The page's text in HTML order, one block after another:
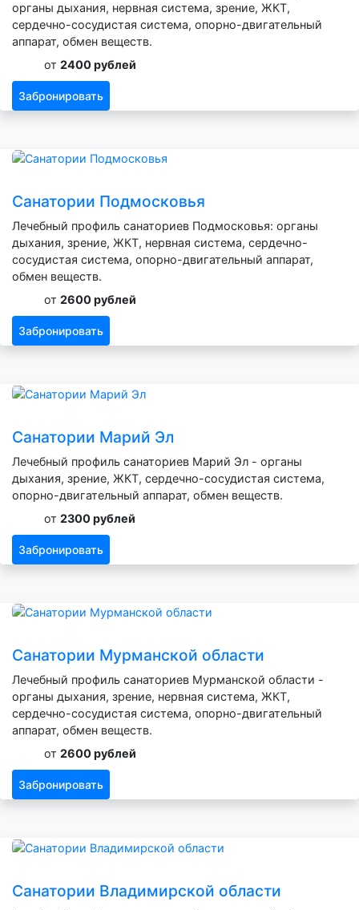
органы дыхания, нервная система, зрение, ЖКТ,
сердечно-сосудистая система, опорно-двигательный
аппарат, обмен веществ.
от 2400 рублей
Забронировать
Санатории Подмосковья
Лечебный профиль санаториев Подмосковья: органы
дыхания, зрение, ЖКТ, нервная система, сердечно-
сосудистая система, опорно-двигательный аппарат,
обмен веществ.
от 2600 рублей
Забронировать
Санатории Марий Эл
Лечебный профиль санаториев Марий Эл - органы
дыхания, зрение, ЖКТ, сердечно-сосудистая система,
опорно-двигательный аппарат, обмен веществ.
от 2300 рублей
Забронировать
Санатории Мурманской области
Лечебный профиль санаториев Мурманской области -
органы дыхания, зрение, нервная система, ЖКТ,
сердечно-сосудистая система, опорно-двигательный
аппарат, обмен веществ.
от 2600 рублей
Забронировать
Санатории Владимирской области